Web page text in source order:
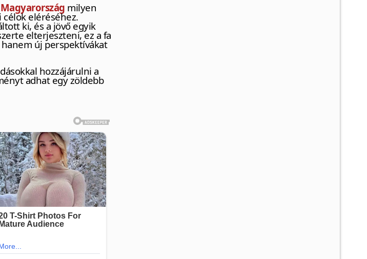
Magyarország milyen
eléréséhez.
ki, és a jövő egyik
elterjeszteni, ez a fa
új perspektívákat
hozzájárulni a
adhat egy zöldebb